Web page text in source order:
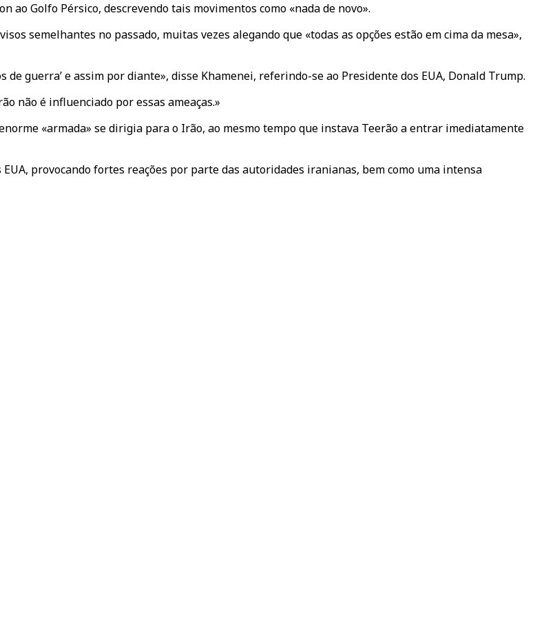
Golfo Pérsico, descrevendo tais movimentos como «nada de novo».
semelhantes no passado, muitas vezes alegando que «todas as opções estão em cima da mesa»,
guerra’ e assim por diante», disse Khamenei, referindo-se ao Presidente dos EUA, Donald Trump.
não é influenciado por essas ameaças.»
«armada» se dirigia para o Irão, ao mesmo tempo que instava Teerão a entrar imediatamente
provocando fortes reações por parte das autoridades iranianas, bem como uma intensa